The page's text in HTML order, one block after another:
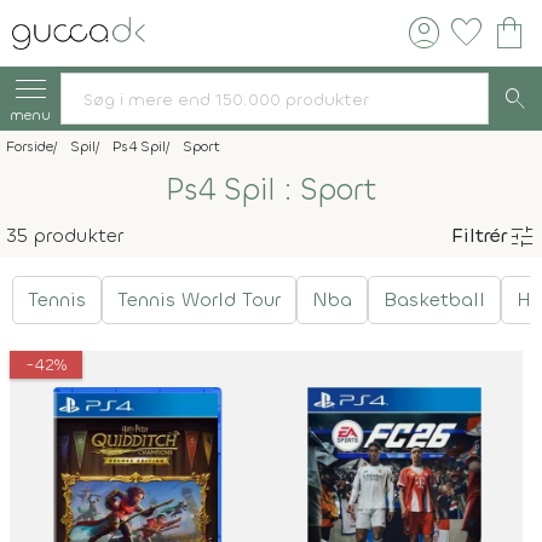
account_circle favorite shopping_bag
menu search
Forside Spil Ps4 Spil Sport
Ps4 Spil : Sport
35 produkter Filtrértune
Tennis Tennis World Tour Nba Basketball
-42%